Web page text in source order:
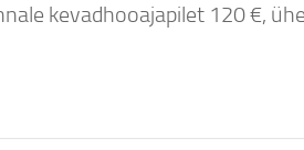
kevadhooajapilet 120 €,